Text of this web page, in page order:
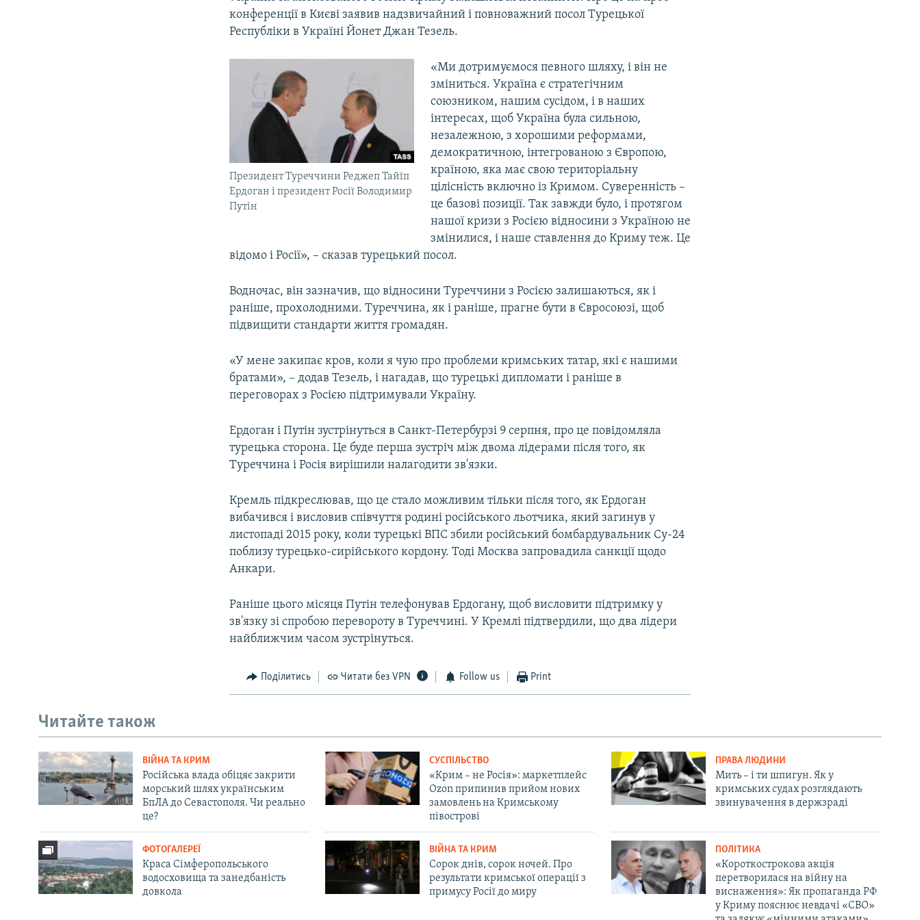
конференції в Києві заявив надзвичайний і повноважний посол Турецької
Республіки в Україні Йонет Джан Тезель.
Президент Туреччини Реджеп Тайїп
Ердоган і президент Росії Володимир
Путін
«Ми дотримуємося певного шляху, і він не
зміниться. Україна є стратегічним
союзником, нашим сусідом, і в наших
інтересах, щоб Україна була сильною,
незалежною, з хорошими реформами,
демократичною, інтегрованою з Європою,
країною, яка має свою територіальну
цілісність включно із Кримом. Суверенність –
це базові позиції. Так завжди було, і протягом
нашої кризи з Росією відносини з Україною не
змінилися, і наше ставлення до Криму теж. Це
відомо і Росії», – сказав турецький посол.
Водночас, він зазначив, що відносини Туреччини з Росією залишаються, як і
раніше, прохолодними. Туреччина, як і раніше, прагне бути в Євросоюзі, щоб
підвищити стандарти життя громадян.
«У мене закипає кров, коли я чую про проблеми кримських татар, які є нашими
братами», – додав Тезель, і нагадав, що турецькі дипломати і раніше в
переговорах з Росією підтримували Україну.
Ердоган і Путін зустрінуться в Санкт-Петербурзі 9 серпня, про це повідомляла
турецька сторона. Це буде перша зустріч між двома лідерами після того, як
Туреччина і Росія вирішили налагодити зв'язки.
Кремль підкреслював, що це стало можливим тільки після того, як Ердоган
вибачився і висловив співчуття родині російського льотчика, який загинув у
листопаді 2015 року, коли турецькі ВПС збили російський бомбардувальник Су-24
поблизу турецько-сирійського кордону. Тоді Москва запровадила санкції щодо
Анкари.
Раніше цього місяця Путін телефонував Ердогану, щоб висловити підтримку у
зв'язку зі спробою перевороту в Туреччині. У Кремлі підтвердили, що два лідери
найближчим часом зустрінуться.
Поділитись Читати без VPN Follow us Print
Читайте також
ВІЙНА ТА КРИМ
Російська влада обіцяє закрити
морський шлях українським
БпЛА до Севастополя. Чи реально
це?
СУСПІЛЬСТВО
«Крим – не Росія»: маркетплейс
Ozon припинив прийом нових
замовлень на Кримському
півострові
ПРАВА ЛЮДИНИ
Мить – і ти шпигун. Як у
кримських судах розглядають
звинувачення в держзраді
ФОТОГАЛЕРЕЇ
Краса Сімферопольського
водосховища та занедбаність
довкола
ВІЙНА ТА КРИМ
Сорок днів, сорок ночей. Про
результати кримської операції з
примусу Росії до миру
ПОЛІТИКА
«Короткострокова акція
перетворилася на війну на
виснаження»: Як пропаганда РФ
у Криму пояснює невдачі «СВО»